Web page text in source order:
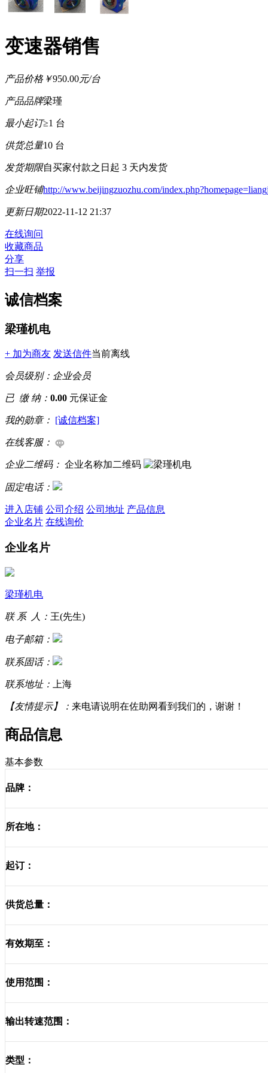
变速器销售
产品价格￥950.00元/台
产品品牌梁瑾
最小起订≥1 台
供货总量10 台
发货期限自买家付款之日起 3 天内发货
企业旺铺http://www.beijingzuozhu.com/
更新日期2022-11-12 21:37
在线询问
收藏商品
分享
扫一扫 举报
诚信档案
梁瑾机电
+ 加为商友 发送信件当前离线
会员级别： 企业会员
已 缴 纳： 0.00 元保证金
我的勋章： [诚信档案]
在线客服：
企业二维码： 企业名称加二维码
固定电话：
进入店铺 公司介绍 公司地址 产品信息
企业名片 在线询价
企业名片
梁瑾机电
联 系 人： 王(先生)
电子邮箱：
联系固话：
联系地址： 上海
【友情提示】： 来电请说明在佐助网看到我们的，谢谢！
商品信息
基本参数
品牌：
所在地：
起订：
供货总量：
有效期至：
使用范围：
输出转速范围：
类型：